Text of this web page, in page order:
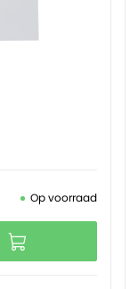
Op voorraad